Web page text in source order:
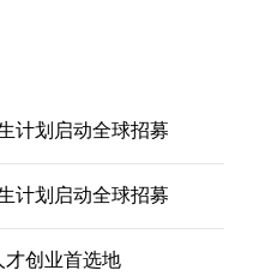
计划启动全球招募
计划启动全球招募
创业首选地